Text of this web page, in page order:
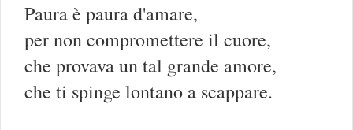
Paura è paura d'amare,
per non compromettere il cuore,
che provava un tal grande amore,
che ti spinge lontano a scappare.